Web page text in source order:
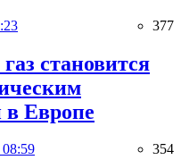
377
становится
Европе
08:59 354